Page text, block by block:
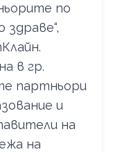
по
здраве“,
в гр.
партньори
и
на
на